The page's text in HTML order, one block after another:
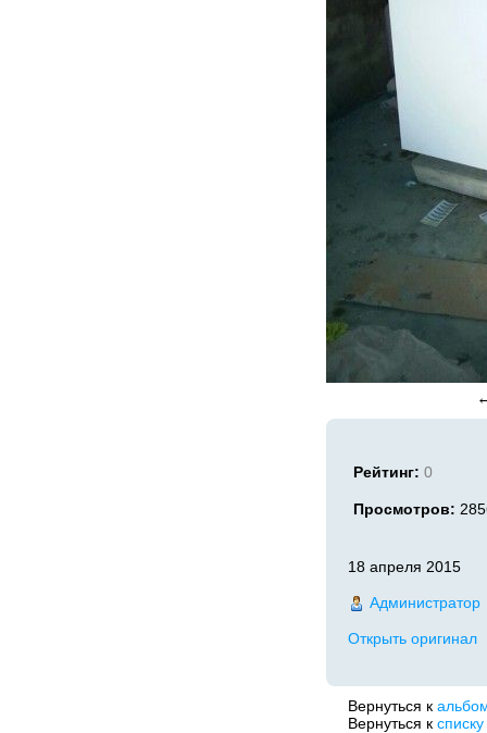
Рейтинг: 0
Просмотров:
18 апреля 2015
Администратор
Открыть оригинал
Вернуться к
Вернуться к